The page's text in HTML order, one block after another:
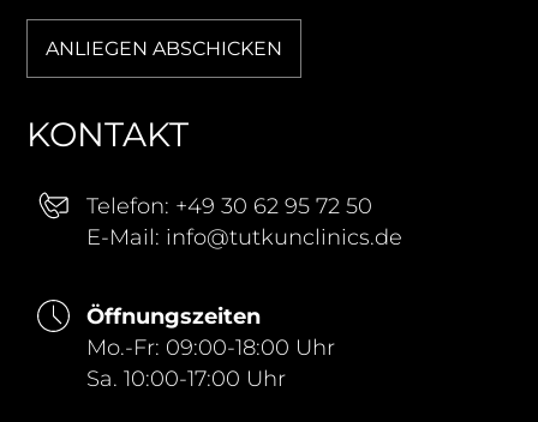
ANLIEGEN ABSCHICKEN
KONTAKT
Telefon: +49 30 62 95 72 50
E-Mail: info@tutkunclinics.de
Öffnungszeiten
Mo.-Fr: 09:00-18:00 Uhr
Sa. 10:00-17:00 Uhr